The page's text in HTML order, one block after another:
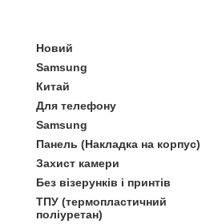
Новий
Samsung
Китай
Для телефону
Samsung
Панель (Накладка на корпус)
Захист камери
Без візерунків і принтів
ТПУ (термопластичний
поліуретан)